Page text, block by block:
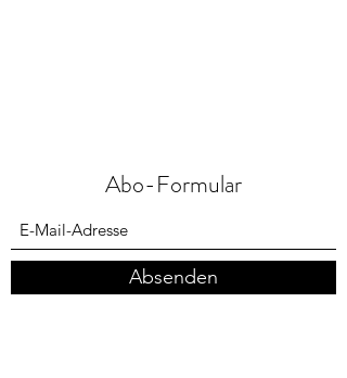
Abo-Formular
Absenden